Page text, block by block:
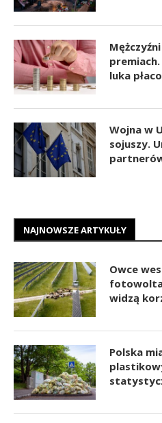
luka
Wojna w
sojuszy.
NAJNOWSZE ARTYKUŁY
Owce
widzą
Polska